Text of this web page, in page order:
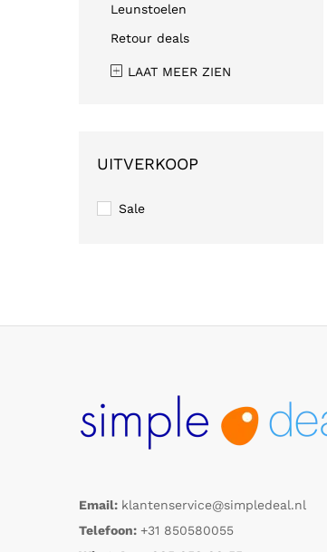
Leunstoelen
Retour deals
LAAT MEER ZIEN
UITVERKOOP
Sale
Email: klantenservice@simpledeal.nl
Telefoon: +31 850580055